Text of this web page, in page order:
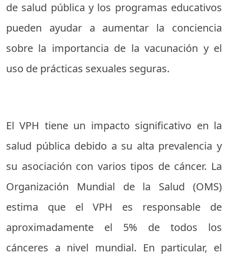
de salud pública y los programas educativos
pueden ayudar a aumentar la conciencia
sobre la importancia de la vacunación y el
uso de prácticas sexuales seguras.
El VPH tiene un impacto significativo en la
salud pública debido a su alta prevalencia y
su asociación con varios tipos de cáncer. La
Organización Mundial de la Salud (OMS)
estima que el VPH es responsable de
aproximadamente el 5% de todos los
cánceres a nivel mundial. En particular, el